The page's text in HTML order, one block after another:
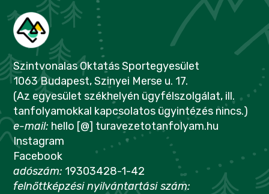
Szintvonalas Oktatás Sportegyesület
1063 Budapest, Szinyei Merse u. 17.
(Az egyesület székhelyén ügyfélszolgálat, ill.
tanfolyamokkal kapcsolatos ügyintézés nincs.)
e-mail: hello [@] turavezetotanfolyam.hu
Instagram
Facebook
adószám: 19303428-1-42
felnőttképzési nyilvántartási szám: